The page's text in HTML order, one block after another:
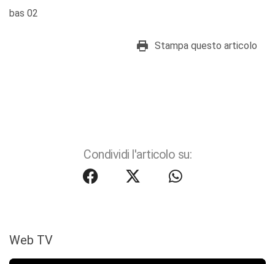
bas 02
Stampa questo articolo
Condividi l'articolo su:
Web TV